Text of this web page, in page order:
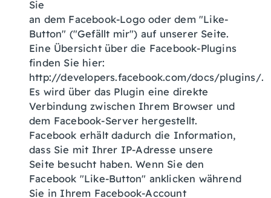
Sie
an dem Facebook-Logo oder dem "Like-
Button" ("Gefällt mir") auf unserer Seite.
Eine Übersicht über die Facebook-Plugins
finden Sie hier:
http://developers.facebook.com/docs/plugins/.
Es wird über das Plugin eine direkte
Verbindung zwischen Ihrem Browser und
dem Facebook-Server hergestellt.
Facebook erhält dadurch die Information,
dass Sie mit Ihrer IP-Adresse unsere
Seite besucht haben. Wenn Sie den
Facebook "Like-Button" anklicken während
Sie in Ihrem Facebook-Account